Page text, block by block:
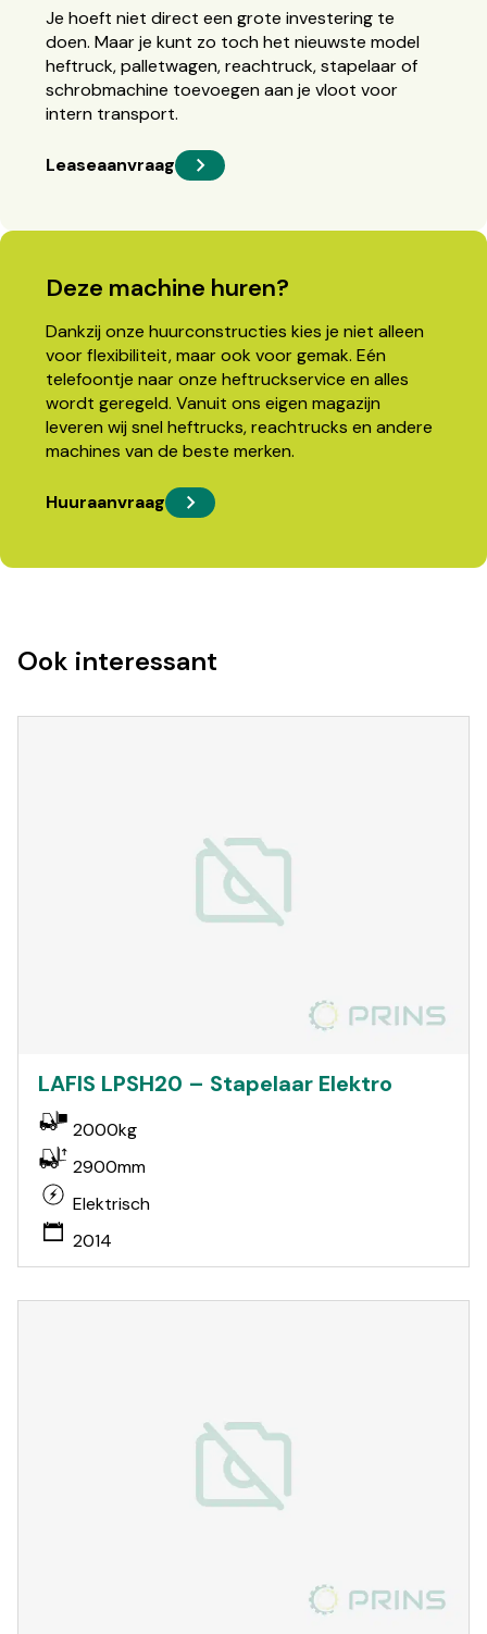
Je hoeft niet direct een grote investering te
doen. Maar je kunt zo toch het nieuwste model
heftruck, palletwagen, reachtruck, stapelaar of
schrobmachine toevoegen aan je vloot voor
intern transport.
Leaseaanvraag
Deze machine huren?
Dankzij onze huurconstructies kies je niet alleen
voor flexibiliteit, maar ook voor gemak. Eén
telefoontje naar onze heftruckservice en alles
wordt geregeld. Vanuit ons eigen magazijn
leveren wij snel heftrucks, reachtrucks en andere
machines van de beste merken.
Huuraanvraag
Ook interessant
LAFIS LPSH20 – Stapelaar Elektro
2000kg
2900mm
Elektrisch
2014